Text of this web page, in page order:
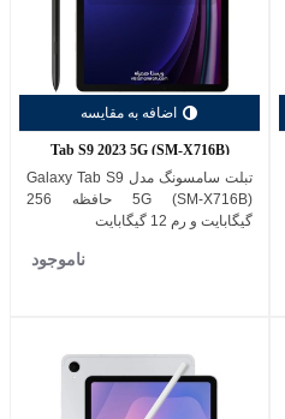
اضافه به مقایسه
Tab S9 2023 5G (SM-X716B)
تبلت سامسونگ مدل Galaxy Tab S9
5G (SM-X716B) حافظه 256
گیگابایت و رم 12 گیگابایت
ناموجود